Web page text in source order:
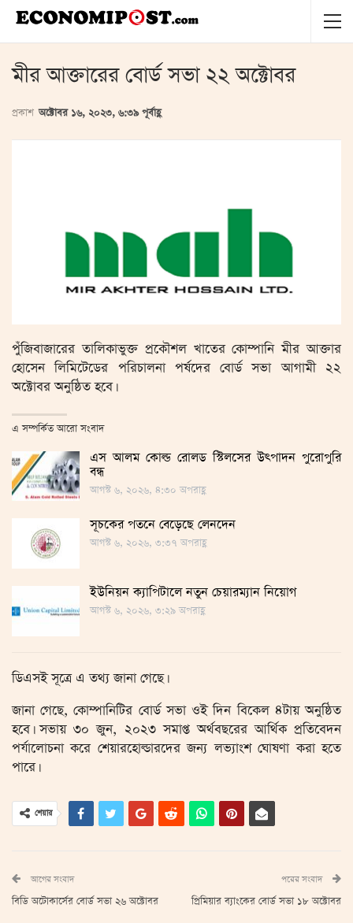
মীর আক্তারের বোর্ড সভা ২২ অক্টোবর
প্রকাশ অক্টোবর ১৬, ২০২৩, ৬:৩৯ পূর্বাহ্ণ
পুঁজিবাজারের তালিকাভুক্ত প্রকৌশল খাতের কোম্পানি মীর আক্তার
হোসেন লিমিটেডের পরিচালনা পর্ষদের বোর্ড সভা আগামী ২২
অক্টোবর অনুষ্ঠিত হবে।
এ সম্পর্কিত আরো সংবাদ
এস আলম কোল্ড রোলড স্টিলসের উৎপাদন পুরোপুরি
বন্ধ
আগস্ট ৬, ২০২৬, ৪:৩০ অপরাহ্ণ
সূচকের পতনে বেড়েছে লেনদেন
আগস্ট ৬, ২০২৬, ৩:৩৭ অপরাহ্ণ
ইউনিয়ন ক্যাপিটালে নতুন চেয়ারম্যান নিয়োগ
আগস্ট ৬, ২০২৬, ৩:২৯ অপরাহ্ণ
ডিএসই সূত্রে এ তথ্য জানা গেছে।
জানা গেছে, কোম্পানিটির বোর্ড সভা ওই দিন বিকেল ৪টায় অনুষ্ঠিত
হবে। সভায় ৩০ জুন, ২০২৩ সমাপ্ত অর্থবছরের আর্থিক প্রতিবেদন
পর্যালোচনা করে শেয়ারহোল্ডারদের জন্য লভ্যাংশ ঘোষণা করা হতে
পারে।
শেয়ার
আগের সংবাদ
বিডি অটোকার্সের বোর্ড সভা ২৬ অক্টোবর
পরের সংবাদ
প্রিমিয়ার ব্যাংকের বোর্ড সভা ১৮ অক্টোবর